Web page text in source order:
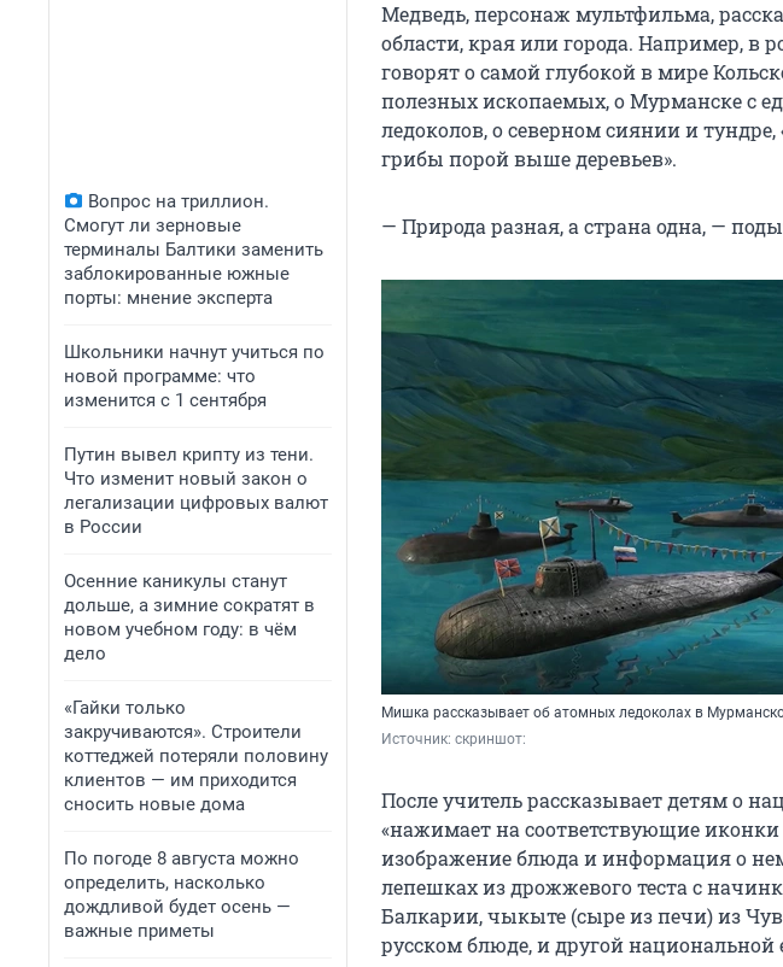
Вопрос на триллион.
Смогут ли зерновые
терминалы Балтики заменить
заблокированные южные
порты: мнение эксперта
Школьники начнут учиться по
новой программе: что
изменится с 1 сентября
Путин вывел крипту из тени.
Что изменит новый закон о
легализации цифровых валют
в России
Осенние каникулы станут
дольше, а зимние сократят в
новом учебном году: в чём
дело
«Гайки только
закручиваются». Строители
коттеджей потеряли половину
клиентов — им приходится
сносить новые дома
По погоде 8 августа можно
определить, насколько
дождливой будет осень —
важные приметы
Медведь, персонаж мультфильма,
области, края или города. Например, в
говорят о самой глубокой в мире
полезных ископаемых, о Мурманске с
ледоколов, о северном сиянии и тундре,
грибы порой выше деревьев».
— Природа разная, а страна одна, —
Мишка рассказывает об атомных ледоколах в
Источник: скриншот:
После учитель рассказывает детям о
«нажимает на соответствующие иконки
изображение блюда и информация о
лепешках из дрожжевого теста с
Балкарии, чыкыте (сыре из печи) из
русском блюде, и другой национальной